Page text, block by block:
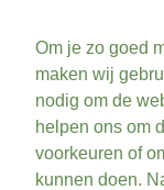
Om je zo goed
maken wij
nodig om de
helpen ons om
voorkeuren of
kunnen doen.